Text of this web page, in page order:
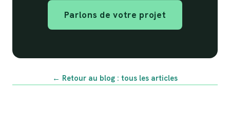
Parlons de votre projet
← Retour au blog : tous les articles